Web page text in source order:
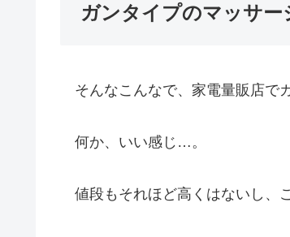
ガンタイプのマッサ
そんなこんなで、家電量販店で
何か、いい感じ…。
値段もそれほど高くはないし、